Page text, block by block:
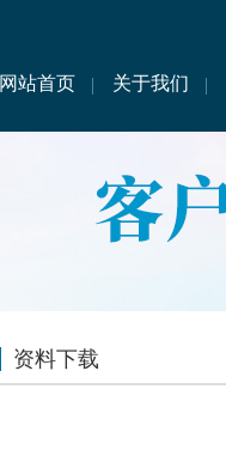
网站首页 关于我们
资料下载